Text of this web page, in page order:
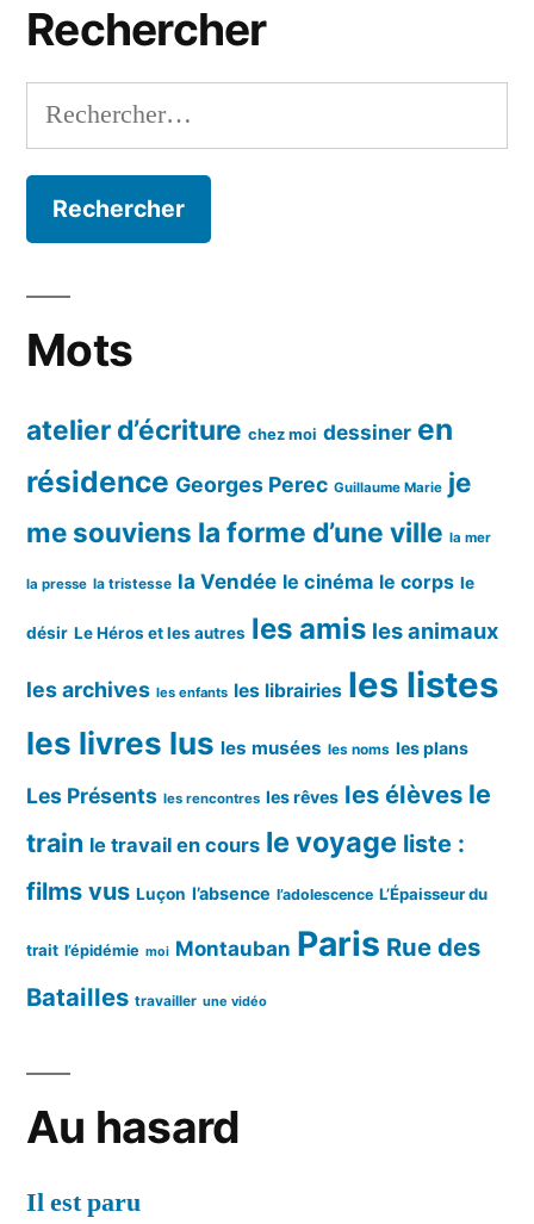
Rechercher
Rechercher :
Mots
atelier d’écriture chez moi dessiner en
résidence Georges Perec Guillaume Marie je
me souviens la forme d’une ville la mer
la presse la tristesse la Vendée le cinéma le corps le
désir Le Héros et les autres les amis les animaux
les archives les enfants les librairies les listes
les livres lus les musées les noms les plans
Les Présents les rencontres les rêves les élèves le
train le travail en cours le voyage liste :
films vus Luçon l’absence l’adolescence L’Épaisseur du
trait l’épidémie moi Montauban Paris Rue des
Batailles travailler une vidéo
Au hasard
Il est paru